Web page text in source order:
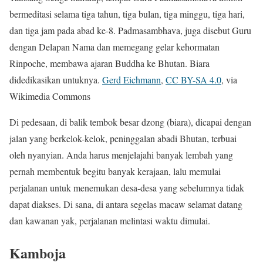
bermeditasi selama tiga tahun, tiga bulan, tiga minggu, tiga hari,
dan tiga jam pada abad ke-8. Padmasambhava, juga disebut Guru
dengan Delapan Nama dan memegang gelar kehormatan
Rinpoche, membawa ajaran Buddha ke Bhutan. Biara
didedikasikan untuknya. Gerd Eichmann, CC BY-SA 4.0, via
Wikimedia Commons
Di pedesaan, di balik tembok besar dzong (biara), dicapai dengan
jalan yang berkelok-kelok, peninggalan abadi Bhutan, terbuai
oleh nyanyian. Anda harus menjelajahi banyak lembah yang
pernah membentuk begitu banyak kerajaan, lalu memulai
perjalanan untuk menemukan desa-desa yang sebelumnya tidak
dapat diakses. Di sana, di antara segelas macaw selamat datang
dan kawanan yak, perjalanan melintasi waktu dimulai.
Kamboja